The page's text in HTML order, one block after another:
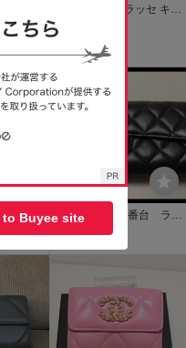
ル フラ
トラッ
布 ラム
ープル
CHANEL マトラッセ キャ
ビアスキン ブラック/黒 長
財布 フラップウォレット
ファッション 服飾小物 付
属品有/箱付 シャネル 1円
~ T2287
現在
シャネ
ンク レ
フラッ
スキン
もうすぐ終了
■シャネル 22番台 ラム
スキン マトラッセ フ
ラップ 長財布 CHANE
現在 73,799円
to Buyee site